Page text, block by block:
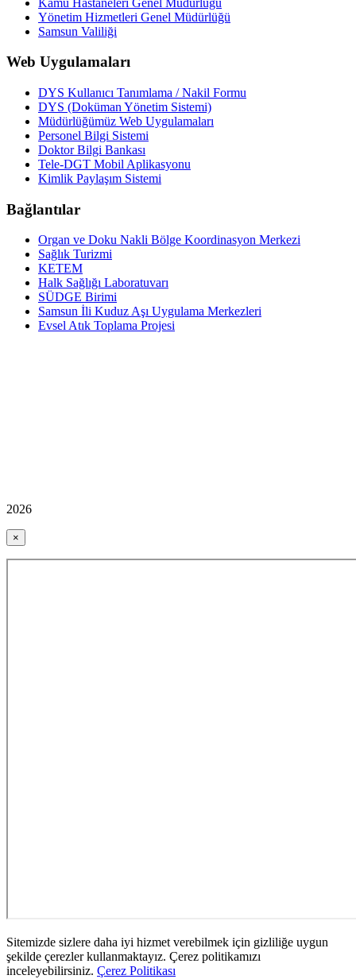
Yönetim Hizmetleri Genel Müdürlüğü
Samsun Valiliği
Web Uygulamaları
DYS Kullanıcı Tanımlama / Nakil Formu
DYS (Doküman Yönetim Sistemi)
Müdürlüğümüz Web Uygulamaları
Personel Bilgi Sistemi
Doktor Bilgi Bankası
Tele-DGT Mobil Aplikasyonu
Kimlik Paylaşım Sistemi
Bağlantılar
Organ ve Doku Nakli Bölge Koordinasyon Merkezi
Sağlık Turizmi
KETEM
Halk Sağlığı Laboratuvarı
SÜDGE Birimi
Samsun İli Kuduz Aşı Uygulama Merkezleri
Evsel Atık Toplama Projesi
2026
×
Sitemizde sizlere daha iyi hizmet verebilmek için gizliliğe uygun
şekilde çerezler kullanmaktayız. Çerez politikamızı
inceleyebilirsiniz. Çerez Politikası